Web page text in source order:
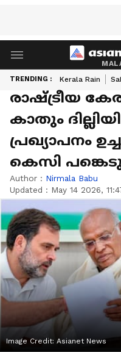
TRENDING : Kerala Rain
രാഷ്ട്രീയ
കാതും
പ്രഖ്യാപനം
കെസി
Author : Nirmala Babu
Updated : May 14 2026,
Image Credit: Asianet News